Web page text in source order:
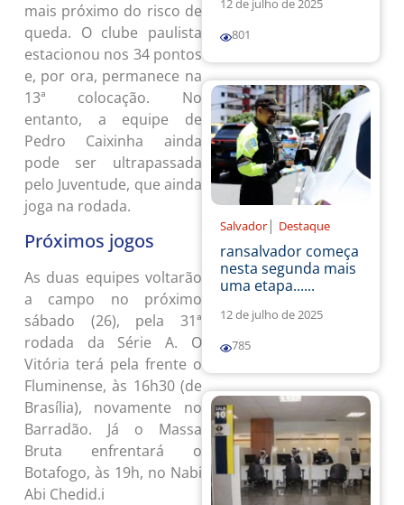
mais próximo do risco de
queda. O clube paulista
estacionou nos 34 pontos
e, por ora, permanece na
13ª colocação. No
entanto, a equipe de
Pedro Caixinha ainda
pode ser ultrapassada
pelo Juventude, que ainda
joga na rodada.
Próximos jogos
As duas equipes voltarão
a campo no próximo
sábado (26), pela 31ª
rodada da Série A. O
Vitória terá pela frente o
Fluminense, às 16h30 (de
Brasília), novamente no
Barradão. Já o Massa
Bruta enfrentará o
Botafogo, às 19h, no Nabi
Abi Chedid.i
12 de julho de 2025
801
Salvador | Destaque
ransalvador começa
nesta segunda mais
uma etapa......
12 de julho de 2025
785